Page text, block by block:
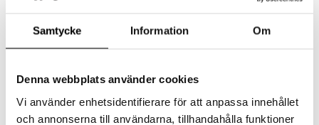
Samtycke Information Om
Denna webbplats använder cookies
Vi använder enhetsidentifierare för att anpassa innehållet
och annonserna till användarna, tillhandahålla funktioner
Luo uusi asiakas
Hyviä tarjouksia
Kestotilaus
Arvostele tuotteita
Toivelistat